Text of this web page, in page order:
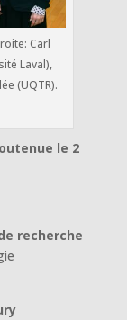
Carl
Laval),
(UQTR).
le 2
recherche